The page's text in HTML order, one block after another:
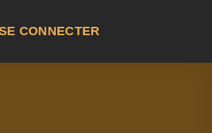
CONNECTER